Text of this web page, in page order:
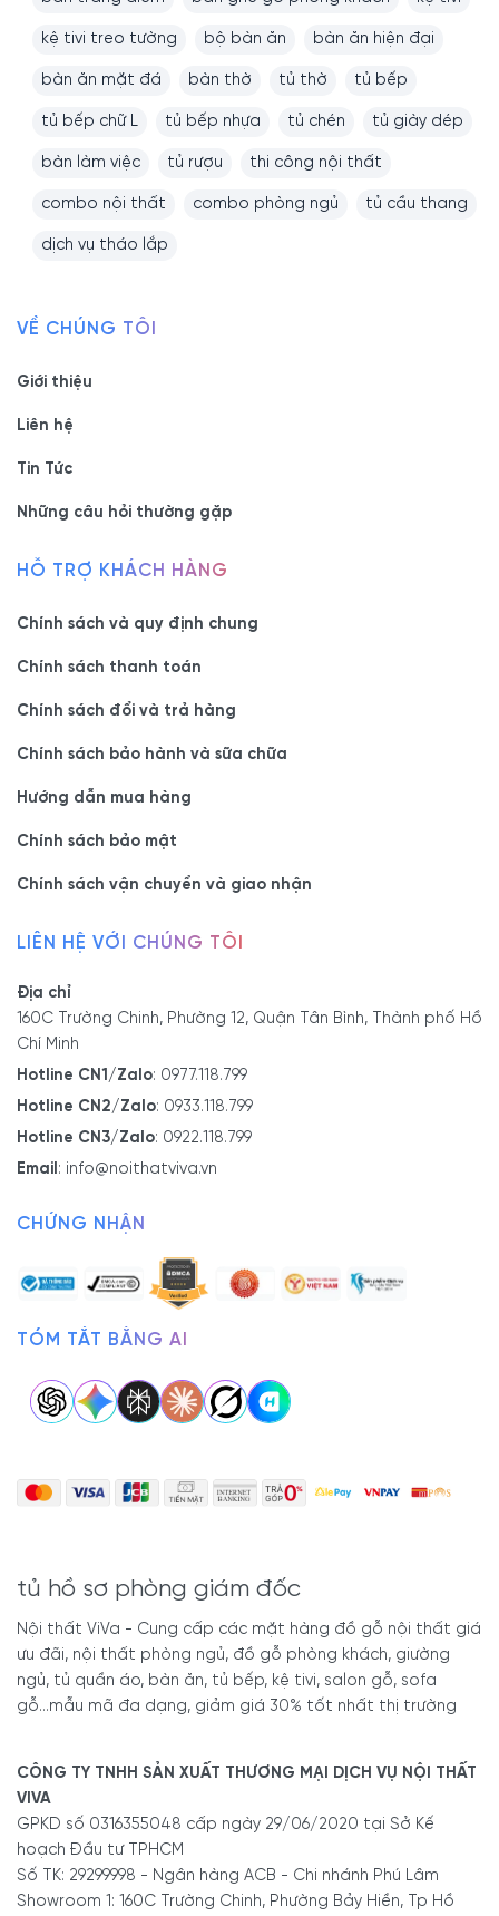
kệ tivi treo tường bộ bàn ăn bàn ăn hiện đại
bàn ăn mặt đá bàn thờ tủ thờ tủ bếp
tủ bếp chữ L tủ bếp nhựa tủ chén tủ giày dép
bàn làm việc tủ rượu thi công nội thất
combo nội thất combo phòng ngủ tủ cầu thang
dịch vụ tháo lắp
tủ hồ sơ phòng giám đốc
Nội thất ViVa - Cung cấp các mặt hàng đồ gỗ nội thất giá
ưu đãi, nội thất phòng ngủ, đồ gỗ phòng khách, giường
ngủ, tủ quần áo, bàn ăn, tủ bếp, kệ tivi, salon gỗ, sofa
gỗ...mẫu mã đa dạng, giảm giá 30% tốt nhất thị trường
VỀ CHÚNG TÔI
Giới thiệu
Liên hệ
Tin Tức
Những câu hỏi thường gặp
HỖ TRỢ KHÁCH HÀNG
Chính sách và quy định chung
Chính sách thanh toán
Chính sách đổi và trả hàng
Chính sách bảo hành và sữa chữa
Hướng dẫn mua hàng
Chính sách bảo mật
Chính sách vận chuyển và giao nhận
LIÊN HỆ VỚI CHÚNG TÔI
Địa chỉ
160C Trường Chinh, Phường 12, Quận Tân Bình, Thành phố Hồ
Chí Minh
Hotline CN1/Zalo: 0977.118.799
Hotline CN2/Zalo: 0933.118.799
Hotline CN3/Zalo: 0922.118.799
Email : info@noithatviva.vn
CHỨNG NHẬN
TÓM TẮT BẰNG AI
CÔNG TY TNHH SẢN XUẤT THƯƠNG MẠI DỊCH VỤ NỘI THẤT
VIVA
GPKD số 0316355048 cấp ngày 29/06/2020 tại Sở Kế
hoạch Đầu tư TPHCM
Số TK: 29299998 - Ngân hàng ACB - Chi nhánh Phú Lâm
Showroom 1: 160C Trường Chinh, Phường Bảy Hiền, Tp Hồ